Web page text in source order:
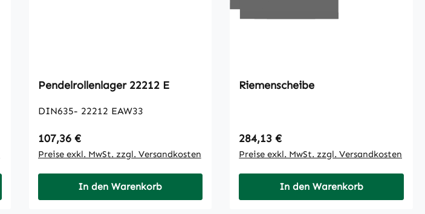
Pendelrollenlager 22212 E
DIN635- 22212 EAW33
Regulärer Preis:
107,36 €
Preise exkl. MwSt. zzgl. Versandkosten
In den Warenkorb
Riemenscheibe
Regulärer Preis:
284,13 €
Preise exkl. MwSt. zzgl. Versandkosten
In den Warenkorb